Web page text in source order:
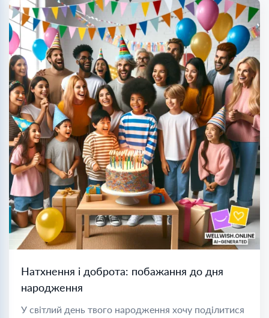
Натхнення і доброта: побажання до дня
народження
У світлий день твого народження хочу поділитися